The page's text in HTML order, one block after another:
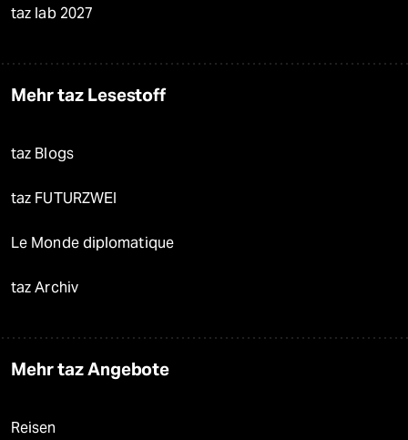
taz lab 2027
Mehr taz Lesestoff
taz Blogs
taz FUTURZWEI
Le Monde diplomatique
taz Archiv
Mehr taz Angebote
Reisen